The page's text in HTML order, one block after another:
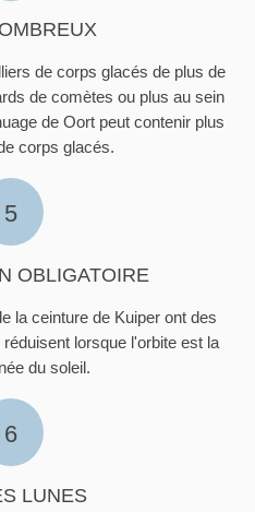
de corps glacés de plus de
de comètes ou plus au sein
de Oort peut contenir plus
corps glacés.
5
OBLIGATOIRE
la ceinture de Kuiper ont des
lorsque l'orbite est la
du soleil.
6
LUNES